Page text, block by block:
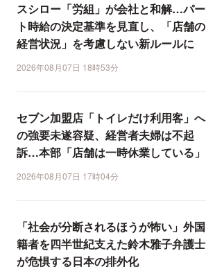
スシロー「労組」が会社と和解…パー
ト時給の決定基準を見直し、「店舗の
経営状況」を考慮しない新ルールに
2026年08月07日 18時53分
セブン加盟店「トイレだけ利用客」へ
の強要未遂容疑、経営者夫婦は不起
訴…本部「店舗は一時休業している」
2026年08月07日 17時04分
「社会が分断されるほうが怖い」外国
籍者を四半世紀支えた鈴木雅子弁護士
が危惧する日本の排外化